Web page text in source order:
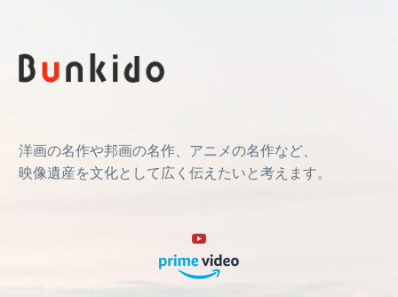
洋画の名作や邦画の名作、アニメの名作など、
映像遺産を文化として広く伝えたいと考えます。